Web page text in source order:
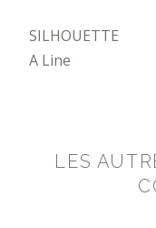
SILHOUETTE
A Line
LES